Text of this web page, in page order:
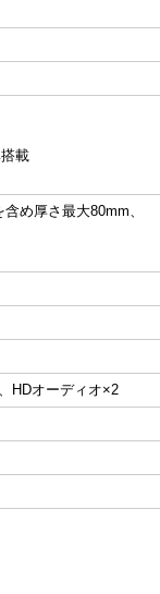
載
め厚さ最大80mm、
HDオーディオ×2